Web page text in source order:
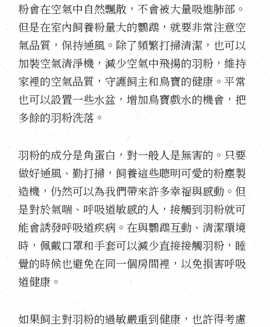
粉會在空氣中自然飄散，不會被大量吸進肺部。
但是在室內飼養粉量大的鸚鵡，就要非常注意空
氣品質，保持通風。除了頻繁打掃清潔，也可以
加裝空氣清淨機，減少空氣中飛揚的羽粉，維持
家裡的空氣品質，守護飼主和鳥寶的健康。平常
也可以設置一些水盆，增加鳥寶戲水的機會，把
多餘的羽粉洗落。
羽粉的成分是角蛋白，對一般人是無害的。只要
做好通風、勤打掃，飼養這些聰明可愛的粉塵製
造機，仍然可以為我們帶來許多幸福與感動。但
是對於氣喘、呼吸道敏感的人，接觸到羽粉就可
能會誘發呼吸道疾病。在與鸚鵡互動、清潔環境
時，佩戴口罩和手套可以減少直接接觸羽粉，睡
覺的時候也避免在同一個房間裡，以免損害呼吸
道健康。
如果飼主對羽粉的過敏嚴重到健康，也許得考慮